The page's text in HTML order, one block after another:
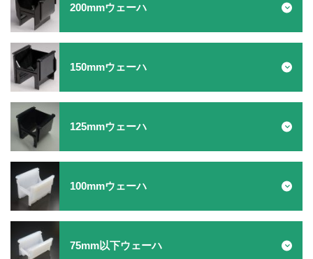
クリーンルーム等でのウェーハ保管に使用できます。
300mm FOUP
高い寸法精度、厳選した材料の使用により長期間の運用
を可能にした300mmウェーハ用工程内容器です。
300mm PBTカセット
13枚入りPBT（ポリブチレンテレフタレート）樹脂カセ
ットです。
200mmウェーハ
高い耐久性で実績があるPEEK（ポリエーテルエーテルケ
150mmウェーハ
125mmウェーハ
100mmウェーハ
75mm以下ウェーハ